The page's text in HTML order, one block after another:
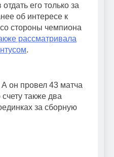
его только за
об интересе к
стороны чемпиона
рассматривала
.
он провел 43 матча
также два
за сборную